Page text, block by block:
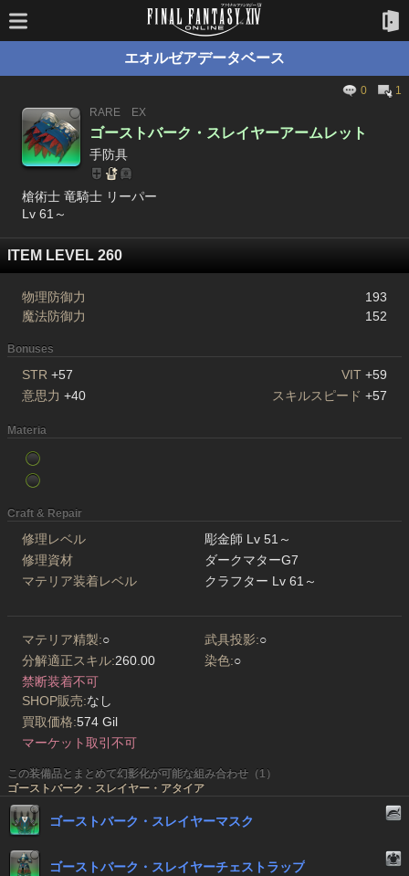
エオルゼアデータベース
0
1
RARE
EX
ゴーストバーク・スレイヤーアームレット
手防具
槍術士 竜騎士 リーパー
Lv 61～
ITEM LEVEL 260
物理防御力
193
魔法防御力
152
Bonuses
STR +57 VIT +59
意思力 +40 スキルスピード +57
Materia
Craft & Repair
修理レベル
彫金師 Lv 51～
修理資材
ダークマターG7
マテリア装着レベル
クラフター Lv 61～
マテリア精製:○ 武具投影:○
分解適正スキル:260.00 染色:○
禁断装着不可
SHOP販売:なし
買取価格:574 Gil
マーケット取引不可
この装備品とまとめて幻影化が可能な組み合わせ（1）
ゴーストバーク・スレイヤー・アタイア
ゴーストバーク・スレイヤーマスク
ゴーストバーク・スレイヤーチェストラップ